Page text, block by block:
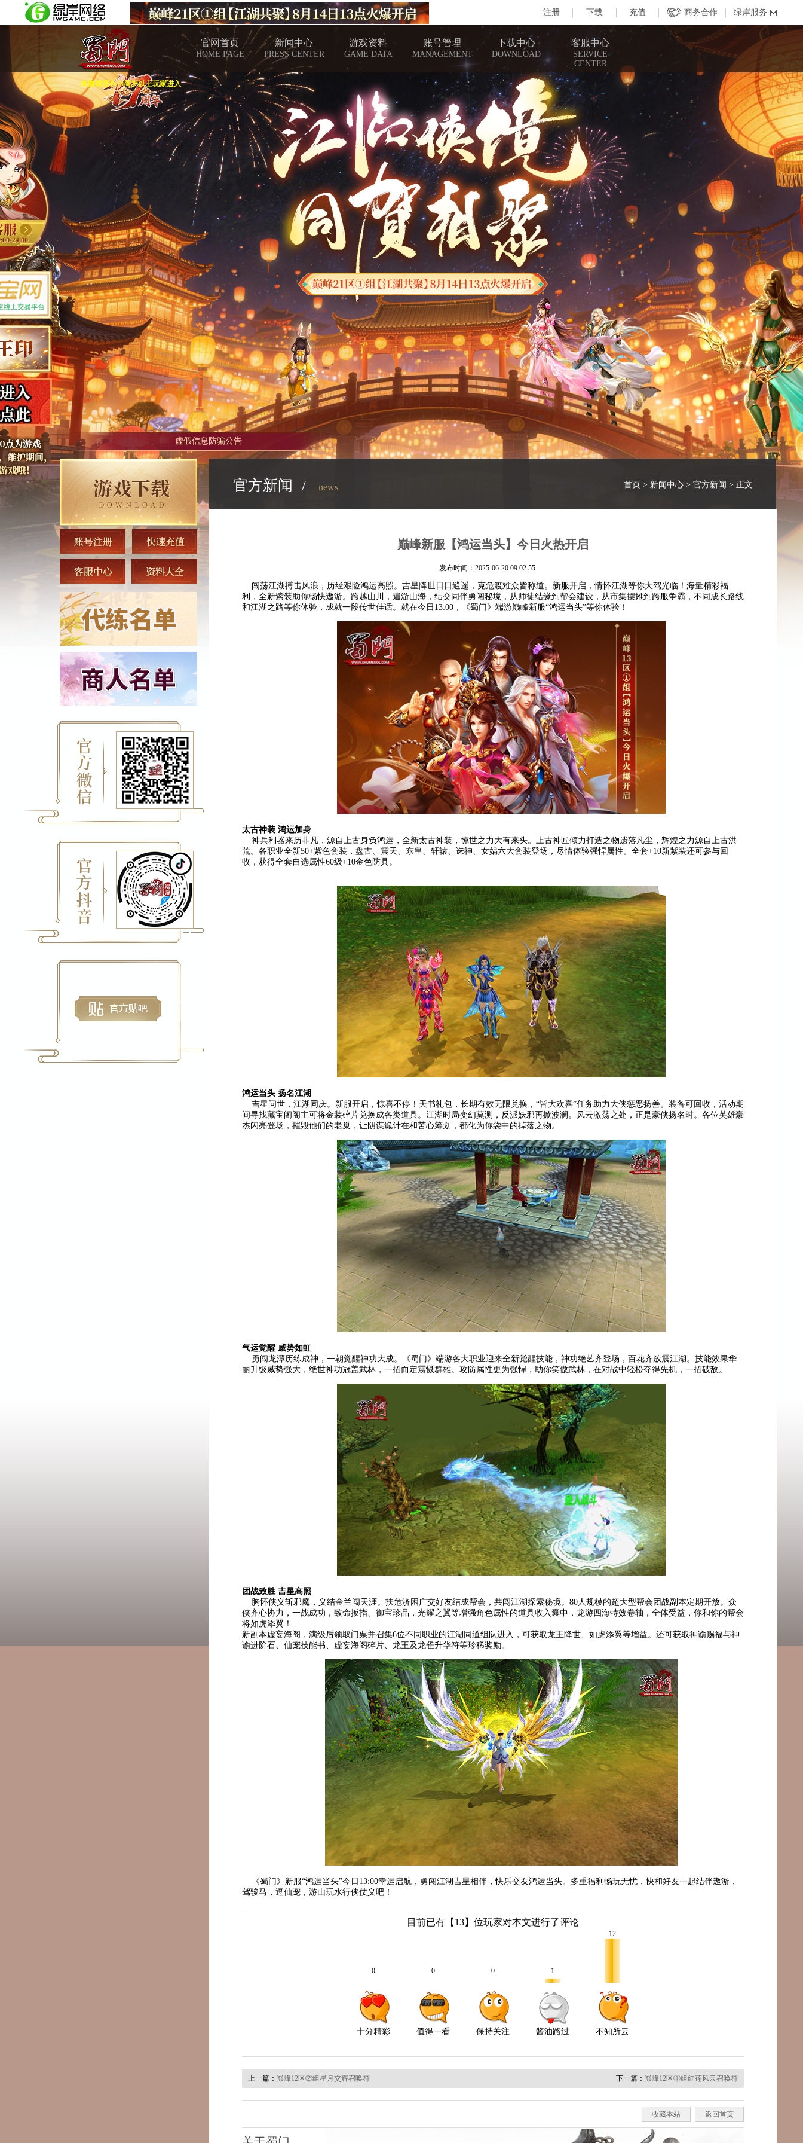
官网首页
HOME PAGE
新闻中心
PRESS CENTER
游戏资料
GAME DATA
账号管理
MANAGEMENT
下载中心
DOWNLOAD
客服中心
SERVICE
CENTER
本游戏适合18周岁以上玩家进入
虚假信息防骗公告
官方新闻 / news 首页 > 新闻中心 > 官方新闻 > 正文
巅峰新服【鸿运当头】今日火热开启
发布时间：2025-06-20 09:02:55
闯荡江湖搏击风浪，历经艰险鸿运高照。吉星降世日日逍遥，克危渡难众皆称道。新服开启，情怀江湖等你大驾光临！海量精彩福
利，全新紫装助你畅快遨游。跨越山川，遍游山海，结交同伴勇闯秘境，从师徒结缘到帮会建设，从市集摆摊到跨服争霸，不同成长路线
和江湖之路等你体验，成就一段传世佳话。就在今日13:00，《蜀门》端游巅峰新服“鸿运当头”等你体验！
太古神装 鸿运加身
神兵利器来历非凡，源自上古身负鸿运，全新太古神装，惊世之力大有来头。上古神匠倾力打造之物遗落凡尘，辉煌之力源自上古洪
荒。各职业全新50+紫色套装，盘古、震天、东皇、轩辕、诛神、女娲六大套装登场，尽情体验强悍属性。全套+10新紫装还可参与回
收，获得全套自选属性60级+10金色防具。
鸿运当头 扬名江湖
吉星问世，江湖同庆。新服开启，惊喜不停！天书礼包，长期有效无限兑换，“皆大欢喜”任务助力大侠惩恶扬善。装备可回收，活动期
间寻找藏宝阁阁主可将金装碎片兑换成各类道具。江湖时局变幻莫测，反派妖邪再掀波澜。风云激荡之处，正是豪侠扬名时。各位英雄豪
杰闪亮登场，摧毁他们的老巢，让阴谋诡计在和苦心筹划，都化为你袋中的掉落之物。
气运觉醒 威势如虹
勇闯龙潭历练成神，一朝觉醒神功大成。《蜀门》端游各大职业迎来全新觉醒技能，神功绝艺齐登场，百花齐放震江湖。技能效果华
丽升级威势强大，绝世神功冠盖武林，一招而定震慑群雄。攻防属性更为强悍，助你笑傲武林，在对战中轻松夺得先机，一招破敌。
团战致胜 吉星高照
胸怀侠义斩邪魔，义结金兰闯天涯。扶危济困广交好友结成帮会，共闯江湖探索秘境。80人规模的超大型帮会团战副本定期开放。众
侠齐心协力，一战成功，致命扳指、御宝珍品，光耀之翼等增强角色属性的道具收入囊中，龙游四海特效卷轴，全体受益，你和你的帮会
将如虎添翼！
新副本虚妄海阁，满级后领取门票并召集6位不同职业的江湖同道组队进入，可获取龙王降世、如虎添翼等增益。还可获取神谕赐福与神
谕进阶石、仙宠技能书、虚妄海阁碎片、龙王及龙雀升华符等珍稀奖励。
《蜀门》新服“鸿运当头”今日13:00幸运启航，勇闯江湖吉星相伴，快乐交友鸿运当头。多重福利畅玩无忧，快和好友一起结伴遨游，
驾骏马，逗仙宠，游山玩水行侠仗义吧！
上一篇： 巅峰12区②组星月交辉召唤符 下一篇： 巅峰12区①组红莲风云召唤符
返回首页
收藏本站